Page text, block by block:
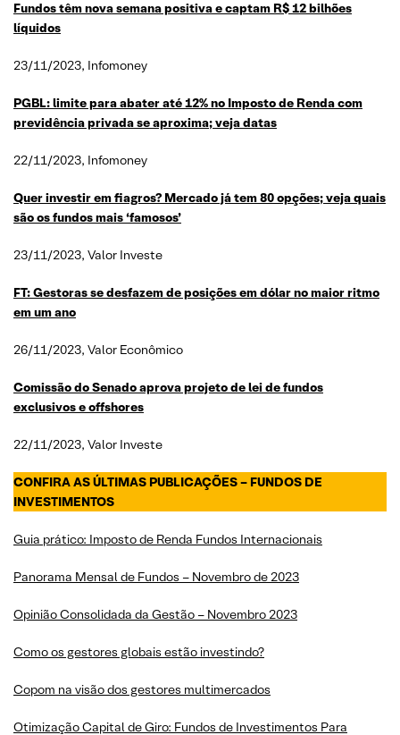
Fundos têm nova semana positiva e captam R$ 12 bilhões
líquidos
23/11/2023, Infomoney
PGBL: limite para abater até 12% no Imposto de Renda com
previdência privada se aproxima; veja datas
22/11/2023, Infomoney
Quer investir emfiagros? Mercado já tem 80 opções; veja quais
são os fundos mais ‘famosos’
23/11/2023, Valor Investe
FT: Gestoras se desfazem de posições em dólar no maior ritmo
em um ano
26/11/2023, Valor Econômico
Comissão do Senado aprova projeto de lei de fundos
exclusivos eoffshores
22/11/2023, Valor Investe
CONFIRA AS ÚLTIMAS PUBLICAÇÕES – FUNDOS DE
INVESTIMENTOS
Guia prático: Imposto de Renda Fundos Internacionais
Panorama Mensal de Fundos – Novembrode 2023
Opinião Consolidada da Gestão – Novembro 2023
Como os gestores globais estão investindo?
Copom na visão dos gestores multimercados
Otimização Capital de Giro: Fundos de Investimentos Para